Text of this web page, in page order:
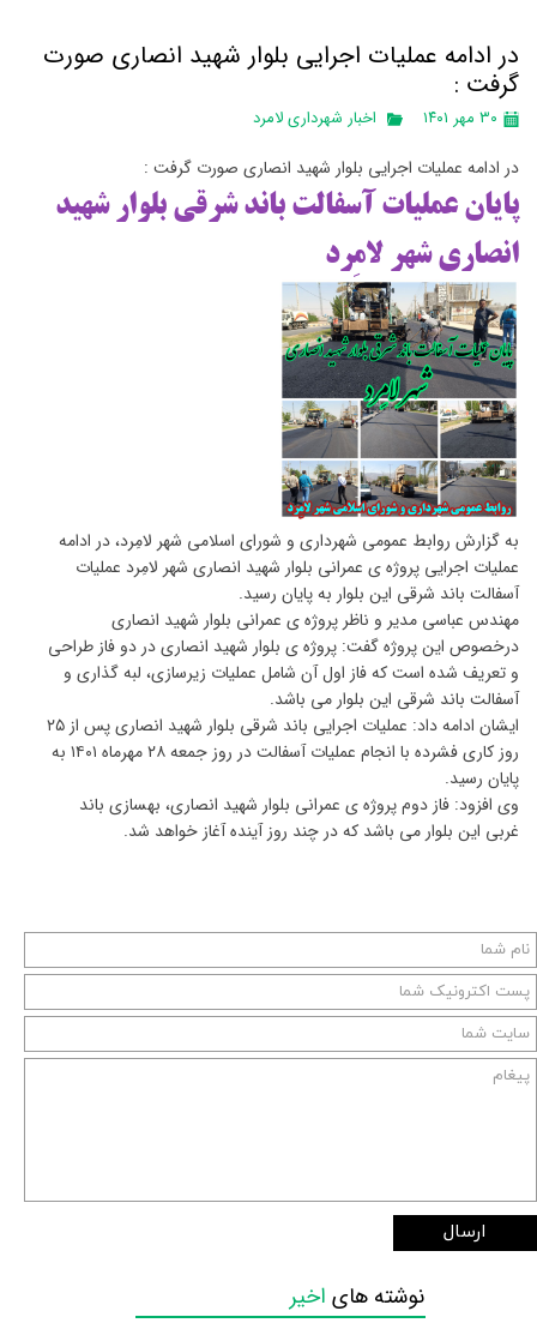
در ادامه عملیات اجرایی بلوار شهید انصاری صورت
گرفت :
۳۰ مهر ۱۴۰۱ اخبار شهرداری لامرد
در ادامه عملیات اجرایی بلوار شهید انصاری صورت گرفت :
پایان عملیات آسفالت باند شرقی بلوار شهید
انصاری شهر لامِرد
به گزارش روابط عمومی شهرداری و شورای اسلامی شهر لامِرد، در ادامه
عملیات اجرایی پروژه ی عمرانی بلوار شهید انصاری شهر لامِرد عملیات
آسفالت باند شرقی این بلوار به پایان رسید.
مهندس عباسی مدیر و ناظر پروژه ی عمرانی بلوار شهید انصاری
درخصوص این پروژه گفت: پروژه ی بلوار شهید انصاری در دو فاز طراحی
و تعریف شده است که فاز اول آن شامل عملیات زیرسازی، لبه گذاری و
آسفالت باند شرقی این بلوار می باشد.
ایشان ادامه داد: عملیات اجرایی باند شرقی بلوار شهید انصاری پس از ۲۵
روز کاری فشرده با انجام عملیات آسفالت در روز جمعه ۲۸ مهرماه ۱۴۰۱ به
پایان رسید.
وی افزود: فاز دوم پروژه ی عمرانی بلوار شهید انصاری، بهسازی باند
غربی این بلوار می باشد که در چند روز آینده آغاز خواهد شد.
ارسال
نوشته های اخیر